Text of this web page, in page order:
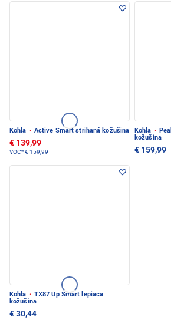
Kohla · Active Smart strihaná kožušina
€ 139,99
VOC*€ 159,99
Kohla ·
kožušina
€ 159,99
Kohla · TX87 Up Smart lepiaca
kožušina
€ 30,44